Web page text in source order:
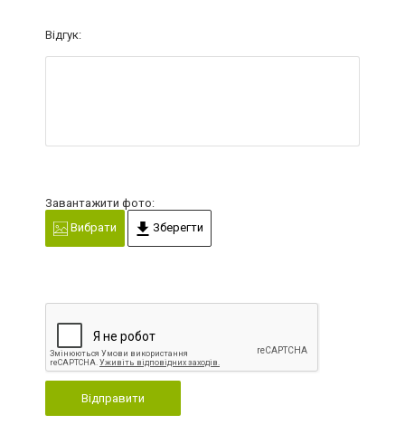
Відгук:
Завантажити фото:
Вибрати
Зберегти
Відправити